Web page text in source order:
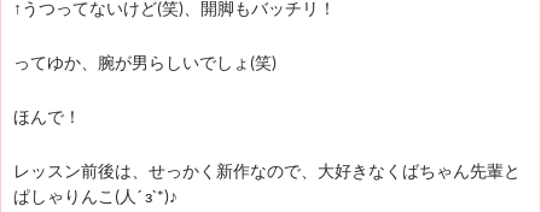
↑うつってないけど(笑)、開脚もバッチリ！
ってゆか、腕が男らしいでしょ(笑)
ほんで！
レッスン前後は、せっかく新作なので、大好きなくばちゃん先輩と
ぱしゃりんこ(人´ з`*)♪